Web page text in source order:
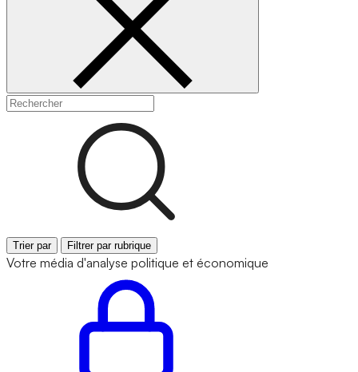
Trier par Filtrer par rubrique
Votre média d'analyse politique et économique